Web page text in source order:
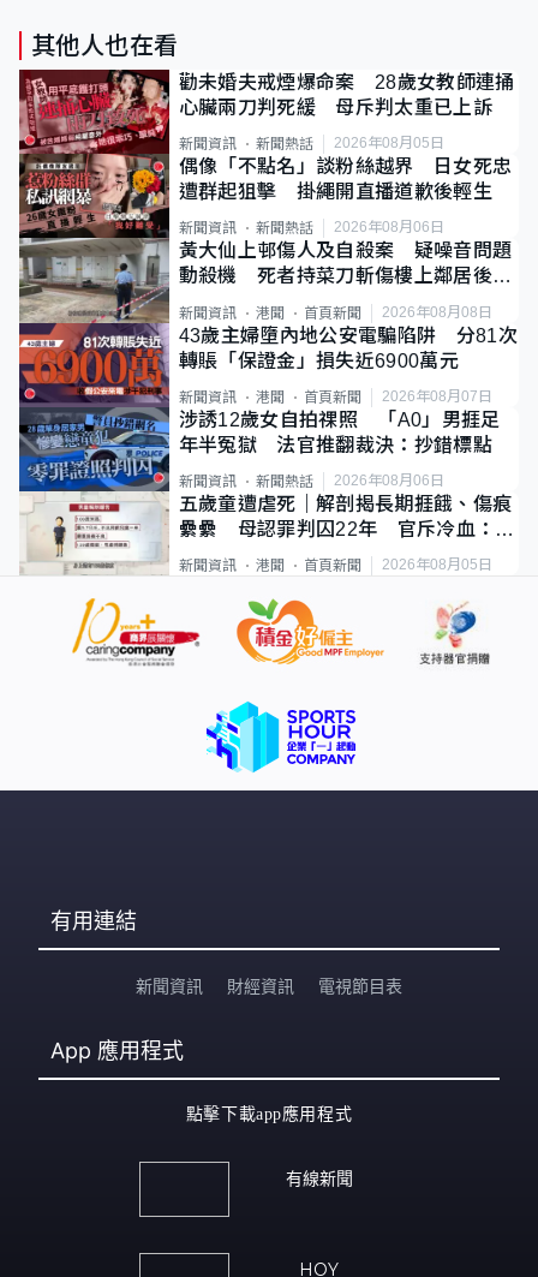
其他人也在看
勸未婚夫戒煙爆命案 28歲女教師連捅
心臟兩刀判死緩 母斥判太重已上訴
新聞資訊 新聞熱話 2026年08月05日
偶像「不點名」談粉絲越界 日女死忠
遭群起狙擊 掛繩開直播道歉後輕生
新聞資訊 新聞熱話 2026年08月06日
黃大仙上邨傷人及自殺案 疑噪音問題
動殺機 死者持菜刀斬傷樓上鄰居後墮
新聞資訊 港聞 首頁新聞 2026年08月08日
43歲主婦墮內地公安電騙陷阱 分81次
轉賬「保證金」損失近6900萬元
新聞資訊 港聞 首頁新聞 2026年08月07日
涉誘12歲女自拍祼照 「A0」男捱足
年半冤獄 法官推翻裁決：抄錯標點
新聞資訊 新聞熱話 2026年08月06日
五歲童遭虐死｜解剖揭長期捱餓、傷痕
纍纍 母認罪判囚22年 官斥冷血：同
類案最惡劣
新聞資訊 港聞 首頁新聞 2026年08月05日
有用連結
新聞資訊 財經資訊 電視節目表
App 應用程式
點擊下載app應用程式
有線新聞
HOY